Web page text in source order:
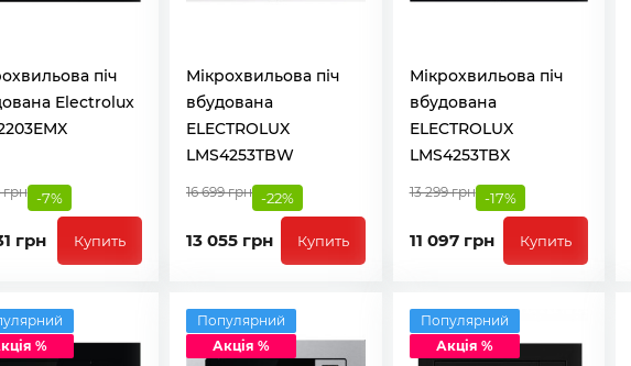
піч
Electrolux
грн -7%
грн Купить
Мікрохвильова піч
вбудована
ELECTROLUX
LMS4253TBW
16 699 грн -22%
13 055 грн Купить
Мікрохвильова піч
вбудована
ELECTROLUX
LMS4253TBX
13 299 грн -17%
11 097 грн Купить
%
Популярний
Акція %
Популярний
Акція %